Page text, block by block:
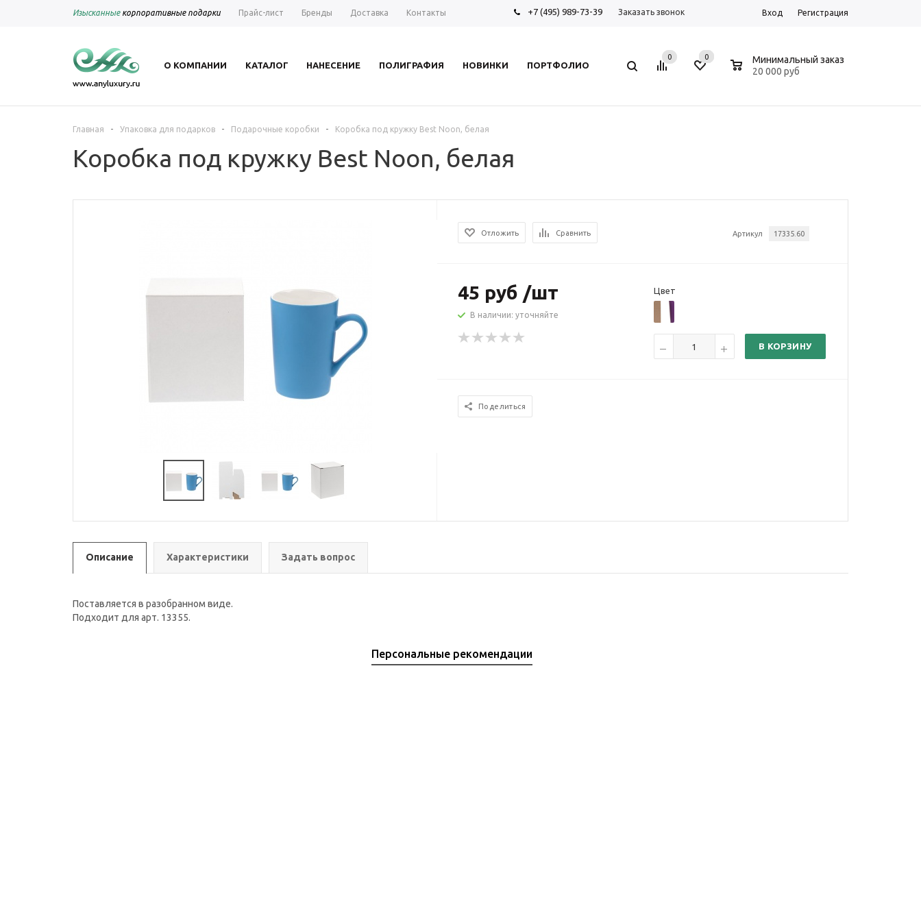
Изысканныекорпоративные подарки Прайс-лист Бренды Доставка Контакты +7 (495) 989-73-39 Заказать звонок Вход Регистрация
О КОМПАНИИ КАТАЛОГ НАНЕСЕНИЕ ПОЛИГРАФИЯ НОВИНКИ ПОРТФОЛИО
0 0
Минимальный заказ
20 000 руб
Главная - Упаковка для подарков - Подарочные коробки - Коробка под кружку Best Noon, белая
Коробка под кружку Best Noon, белая
Артикул 17335.60
Отложить Сравнить
45 руб /шт
В наличии: уточняйте
Цвет
В КОРЗИНУ
Поделиться
Описание Характеристики Задать вопрос
Поставляется в разобранном виде.
Подходит для арт. 13355.
Персональные рекомендации